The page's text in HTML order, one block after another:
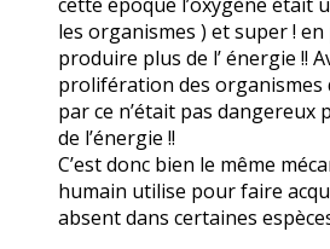
les organismes ) et super !
produire plus de l’ énergie !!
prolifération des organismes
par ce n’était pas
de l’énergie !!
C’est donc bien le même
humain utilise pour faire
absent dans certaines